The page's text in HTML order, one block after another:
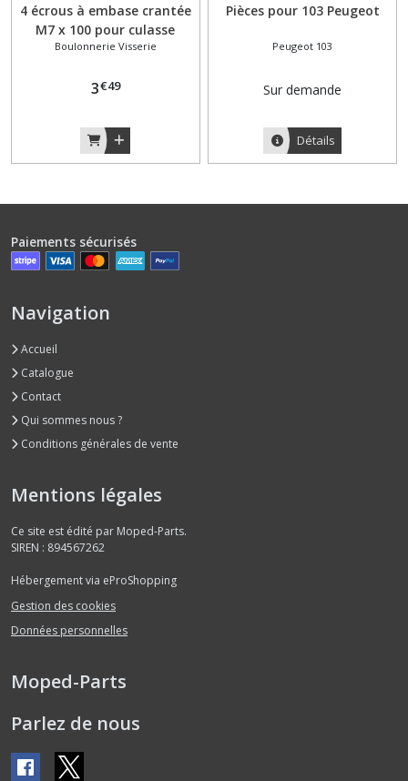
4 écrous à embase crantée
M7 x 100 pour culasse
Peugeot 103
Boulonnerie Visserie
3€49
Pièces pour 103 Peugeot
Peugeot 103
Sur demande
Détails
Paiements sécurisés
Navigation
Accueil
Catalogue
Contact
Qui sommes nous ?
Conditions générales de vente
Mentions légales
Ce site est édité par Moped-Parts.
SIREN : 894567262
Hébergement via eProShopping
Gestion des cookies
Données personnelles
Moped-Parts
Parlez de nous